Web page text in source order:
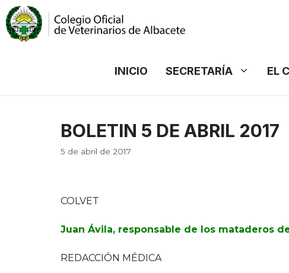
Saltar
al
contenido
INICIO SECRETARÍA EL
BOLETIN 5 DE ABRIL 2017
5 de abril de 2017
COLVET
Juan Ávila, responsable de los mataderos
REDACCIÓN MÉDICA